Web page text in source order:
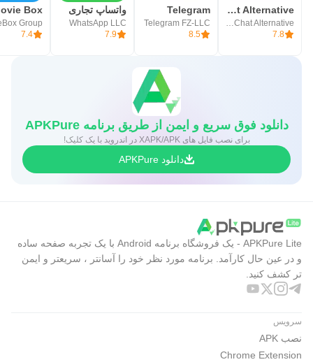
OmeTV – Video Chat Alternative
Video Chat Alternative
7.8
Telegram
Telegram FZ-LLC
8.5
واتساپ تجاری
WhatsApp LLC
7.9
Box
Group
7.4
دانلود فوق سریع و ایمن از طریق برنامه APKPure
برای نصب فایل های XAPK/APK در اندروید با یک کلیک!
دانلود APKPure
APKPure Lite - یک فروشگاه برنامه Android با یک تجربه صفحه ساده
و در عین حال کارآمد. برنامه مورد نظر خود را آسانتر ، سریعتر و ایمن
تر کشف کنید.
سرویس
نصب APK
Chrome Extension